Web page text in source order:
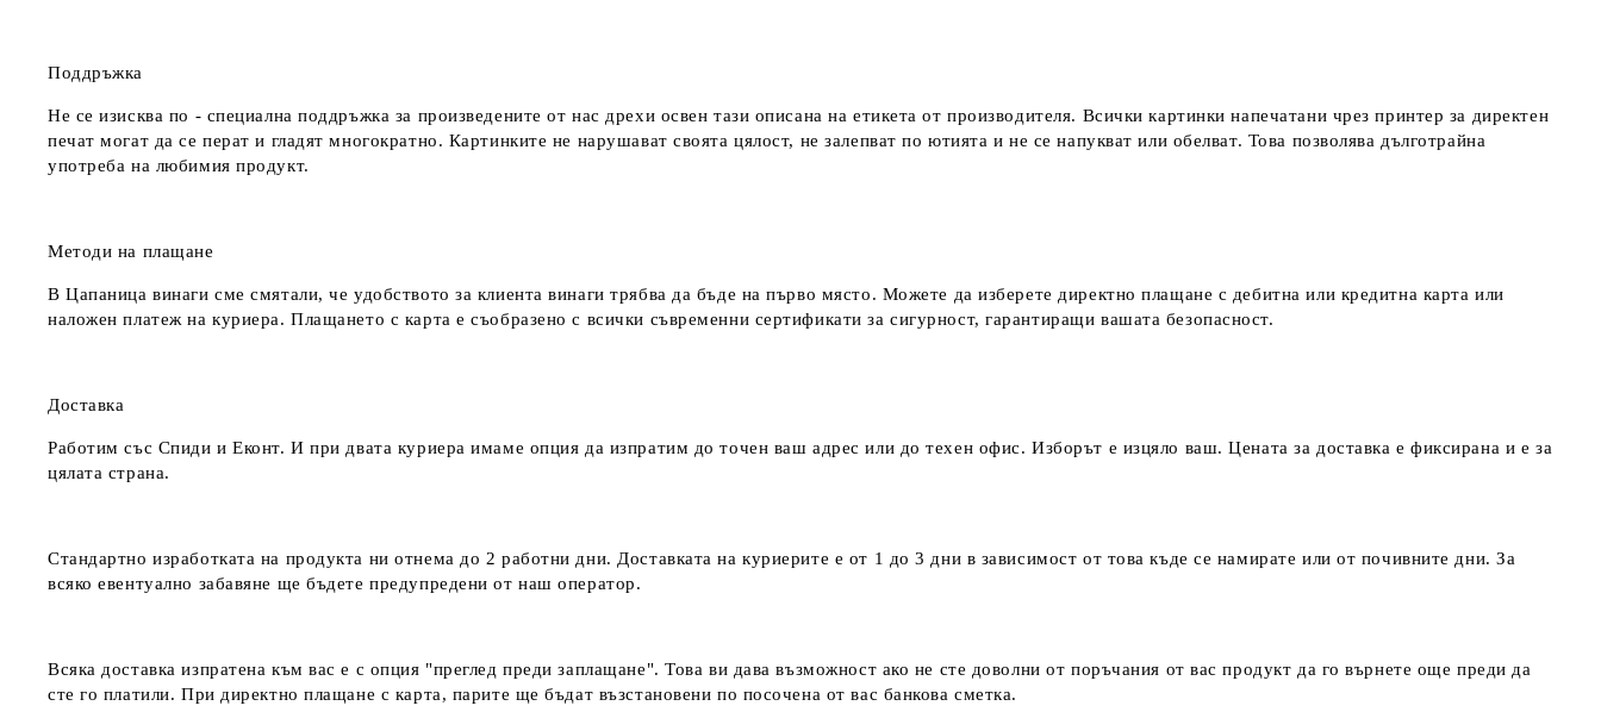
Поддръжка
Не се изисква по - специална поддръжка за произведените от нас дрехи освен тази описана на етикета от производителя. Всички картинки напечатани чрез принтер за директен
печат могат да се перат и гладят многократно. Картинките не нарушават своята цялост, не залепват по ютията и не се напукват или обелват. Това позволява дълготрайна
употреба на любимия продукт.
Методи на плащане
В Цапаница винаги сме смятали, че удобството за клиента винаги трябва да бъде на първо място. Можете да изберете директно плащане с дебитна или кредитна карта или
наложен платеж на куриера. Плащането с карта е съобразено с всички съвременни сертификати за сигурност, гарантиращи вашата безопасност.
Доставка
Работим със Спиди и Еконт. И при двата куриера имаме опция да изпратим до точен ваш адрес или до техен офис. Изборът е изцяло ваш. Цената за доставка е фиксирана и е за
цялата страна.
Стандартно изработката на продукта ни отнема до 2 работни дни. Доставката на куриерите е от 1 до 3 дни в зависимост от това къде се намирате или от почивните дни. За
всяко евентуално забавяне ще бъдете предупредени от наш оператор.
Всяка доставка изпратена към вас е с опция "преглед преди заплащане". Това ви дава възможност ако не сте доволни от поръчания от вас продукт да го върнете още преди да
сте го платили. При директно плащане с карта, парите ще бъдат възстановени по посочена от вас банкова сметка.